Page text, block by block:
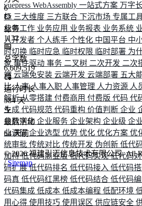
vuepress WebAssembly 一站式方案 万字
标 三大维度 三方联合 下沉市场 专属工
业务工作 业务应用 业务报表 业务系统
人开发者 个人练手 个性化 中国平台 中
时切换 临时应急 临时权限 临时部署 为
象 事件驱动 事务 二叉树 二次开发 二次
端 云端免安装 云端开发 云端部署 五大
比人事人事入职 人事管理 人力资源 人
解析从零搭建 付费商用 付费版 代码 代
生成 代码规范 代码重构 价值判断 企业
业数字化 企业服务 企业架构 企业级 企
业调研企业选型 优势 优化 优化方案 优
统审批 传统对比 传统开发 伪创新 低代
加持低代码商业版低代码实现低代码
码扩展低代码排名 低代码接入 低代码
码真 低代码红黑榜 低代码结合 低代码
代码集成 低成本 低成本编程 低配环境
用心得 使用技巧 使用误区 供应链安全
6
标签
1132
总字数
6,609,519
运行时长
584 天
最后活动
64 天前
©2026福建引迈信息技术有限公司. All
/Sitemap